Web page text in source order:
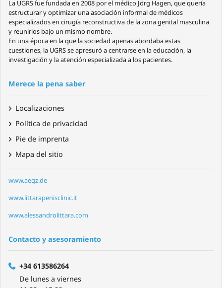
La UGRS fue fundada en 2008 por el médico Jörg Hagen, que quería
estructurar y optimizar una asociación informal de médicos
especializados en cirugía reconstructiva de la zona genital masculina
y reunirlos bajo un mismo nombre.
En una época en la que la sociedad apenas abordaba estas
cuestiones, la UGRS se apresuró a centrarse en la educación, la
investigación y la atención especializada a los pacientes.
Merece la pena saber
Localizaciones
Política de privacidad
Pie de imprenta
Mapa del sitio
www.aegz.de
www.littarapenisclinic.it
www.alessandrolittara.com
Contacto y asesoramiento
+34 613586264
De lunes a viernes